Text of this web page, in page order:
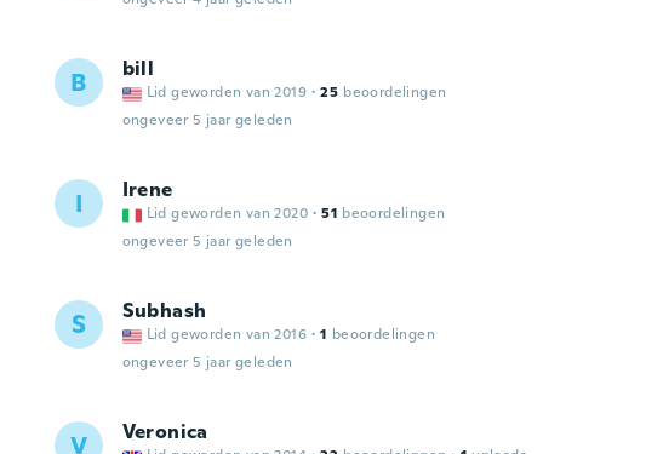
B bill
Lid geworden van 2019 · 25 beoordelingen
ongeveer 5 jaar geleden
I Irene
Lid geworden van 2020 · 51 beoordelingen
ongeveer 5 jaar geleden
S Subhash
Lid geworden van 2016 · 1 beoordelingen
ongeveer 5 jaar geleden
V Veronica